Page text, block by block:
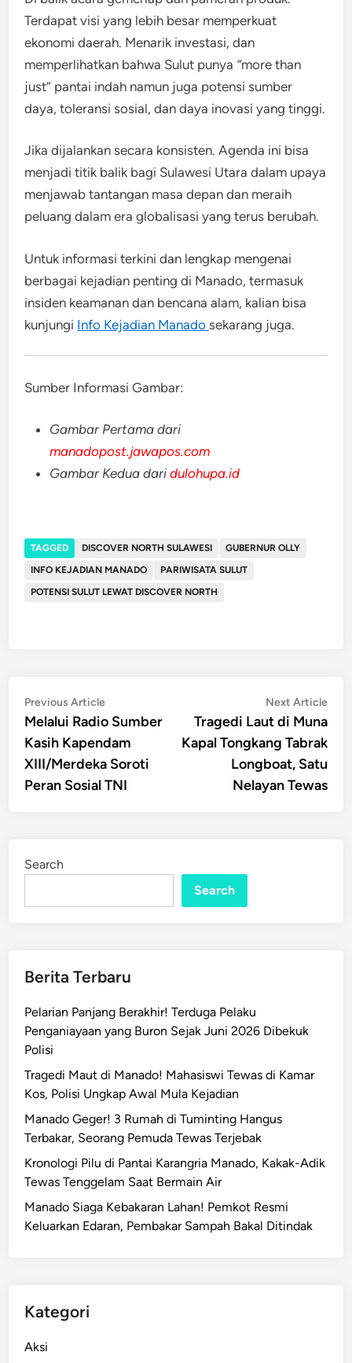
Terdapat visi yang lebih besar memperkuat
ekonomi daerah. Menarik investasi, dan
memperlihatkan bahwa Sulut punya “more than
just” pantai indah namun juga potensi sumber
daya, toleransi sosial, dan daya inovasi yang tinggi.
Jika dijalankan secara konsisten. Agenda ini bisa
menjadi titik balik bagi Sulawesi Utara dalam upaya
menjawab tantangan masa depan dan meraih
peluang dalam era globalisasi yang terus berubah.
Untuk informasi terkini dan lengkap mengenai
berbagai kejadian penting di Manado, termasuk
insiden keamanan dan bencana alam, kalian bisa
kunjungi Info Kejadian Manado sekarang juga.
Sumber Informasi Gambar:
Gambar Pertama dari
manadopost.jawapos.com
Gambar Kedua daridulohupa.id
TAGGED DISCOVER NORTH SULAWESI
GUBERNUR OLLY
INFO KEJADIAN MANADO
PARIWISATA SULUT
POTENSI SULUT LEWAT DISCOVER NORTH
Post
navigation
Previous ArticlePrevious
article:
Melalui Radio Sumber
Kasih Kapendam
XIII/Merdeka Soroti
Peran Sosial TNI
Next Article
Tragedi Laut di Muna
Kapal Tongkang Tabrak
Longboat, Satu
Nelayan Tewas
Search
Search
Berita Terbaru
Pelarian Panjang Berakhir! Terduga Pelaku
Penganiayaan yang Buron Sejak Juni 2026 Dibekuk
Polisi
Tragedi Maut di Manado! Mahasiswi Tewas di Kamar
Kos, Polisi Ungkap Awal Mula Kejadian
Manado Geger! 3 Rumah di Tuminting Hangus
Terbakar, Seorang Pemuda Tewas Terjebak
Kronologi Pilu di Pantai Karangria Manado, Kakak-Adik
Tewas Tenggelam Saat Bermain Air
Manado Siaga Kebakaran Lahan! Pemkot Resmi
Keluarkan Edaran, Pembakar Sampah Bakal Ditindak
Kategori
Aksi